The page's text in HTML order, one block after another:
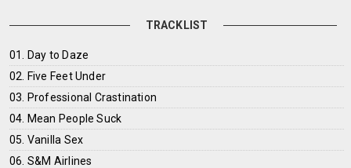
TRACKLIST
01. Day to Daze
02. Five Feet Under
03. Professional Crastination
04. Mean People Suck
05. Vanilla Sex
06. S&M Airlines